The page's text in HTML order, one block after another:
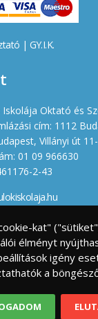
| GY.I.K.
Iskolája Oktató és
cím: 1112
Villányi út
01 09 966630
2-43
kat"
élményt
igény
a